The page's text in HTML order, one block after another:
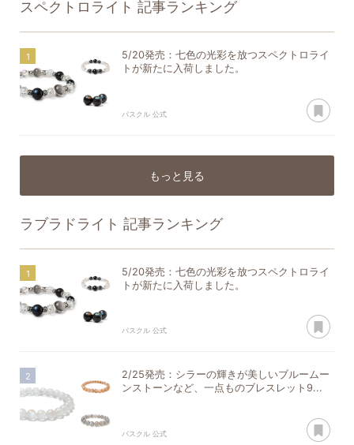
スペクトロライト 記事ランキング
5/20発売：七色の光彩を放つスペクトロライ
トが新たに入荷しました。
パスクル 公式
もっと見る
ラブラドライト 記事ランキング
5/20発売：七色の光彩を放つスペクトロライ
トが新たに入荷しました。
パスクル 公式
2/25発売：シラーの輝きが美しいブルームー
ンストーンなど、一点ものブレスレット9...
パスクル 公式